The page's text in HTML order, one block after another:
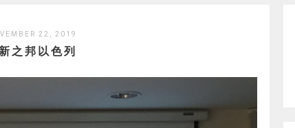
22, 2019
之邦以色列